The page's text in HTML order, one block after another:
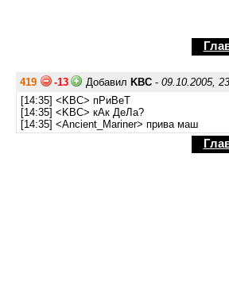
419 -13 Добавил KBC - 09.10.2005,
[14:35] <KBC> пРиВеТ
[14:35] <KBC> кАк ДеЛа?
[14:35] <Ancient_Mariner> прива маш